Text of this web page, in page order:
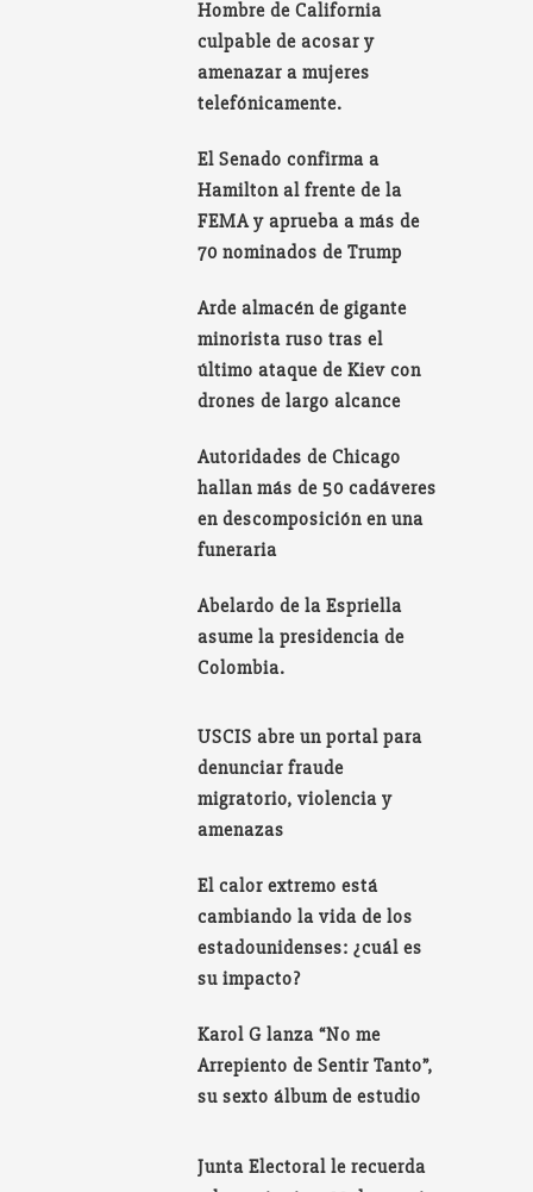
Hombre de California
culpable de acosar y
amenazar a mujeres
telefónicamente.
El Senado confirma a
Hamilton al frente de la
FEMA y aprueba a más de
70 nominados de Trump
Arde almacén de gigante
minorista ruso tras el
último ataque de Kiev con
drones de largo alcance
Autoridades de Chicago
hallan más de 50 cadáveres
en descomposición en una
funeraria
Abelardo de la Espriella
asume la presidencia de
Colombia.
USCIS abre un portal para
denunciar fraude
migratorio, violencia y
amenazas
El calor extremo está
cambiando la vida de los
estadounidenses: ¿cuál es
su impacto?
Karol G lanza “No me
Arrepiento de Sentir Tanto”,
su sexto álbum de estudio
Junta Electoral le recuerda